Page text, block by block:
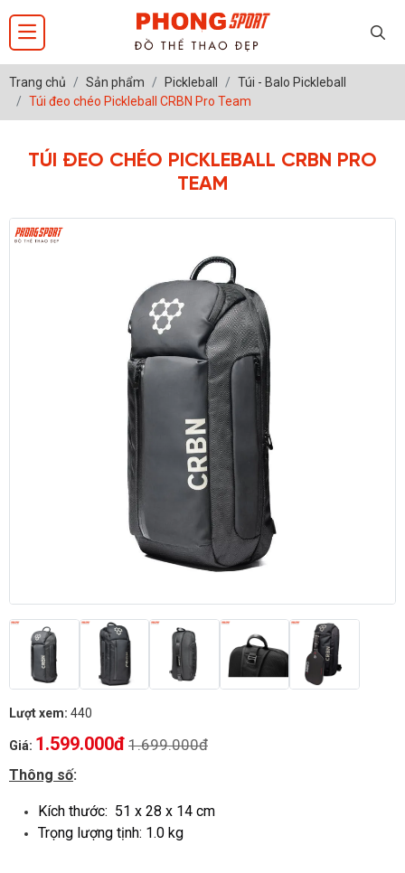
Trang chủ Sản phẩm Pickleball
Túi - Balo Pickleball
Túi đeo chéo Pickleball CRBN Pro Team
TÚI ĐEO CHÉO PICKLEBALL CRBN PRO
TEAM
Lượt xem: 440
Giá: 1.599.000đ 1.699.000đ
Thông số:
Kích thước: 51 x 28 x 14 cm
Trọng lượng tịnh: 1.0 kg